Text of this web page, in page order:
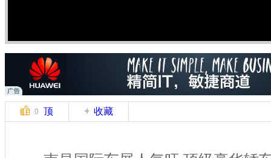
0 顶 收藏